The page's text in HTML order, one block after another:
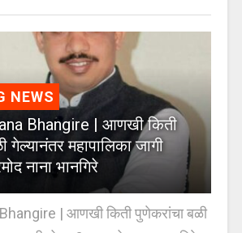
NEWS
Bhangire | आणखी किती
गेल्यानंतर महापालिका जागी
नाना भानगिरे
| आणखी किती पुणेकरांचा बळी